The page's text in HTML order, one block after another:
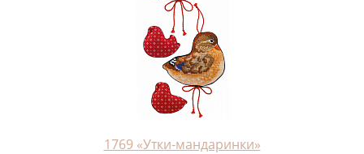
1769 «Утки-мандаринки»